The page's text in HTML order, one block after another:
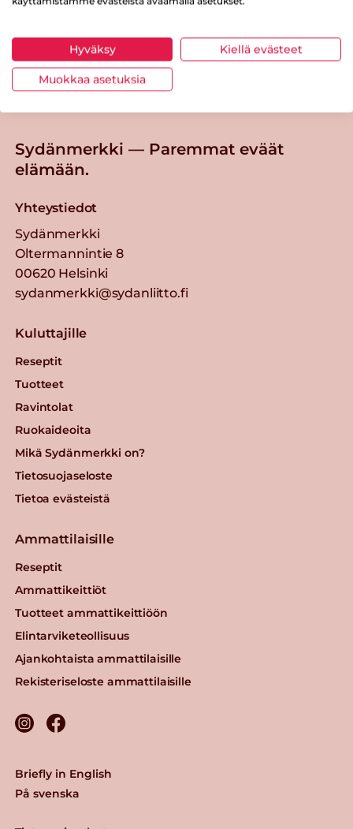
Tästä merkistä tunnistat
Sydänmerkki-tuotteen
Sydänmerkki — Paremmat eväät
elämään.
Yhteystiedot
Sydänmerkki
Oltermannintie 8
00620 Helsinki
sydanmerkki@sydanliitto.fi
Kuluttajille
Reseptit
Tuotteet
Ravintolat
Ruokaideoita
Mikä Sydänmerkki on?
Tietosuojaseloste
Tietoa evästeistä
Ammattilaisille
Reseptit
Ammattikeittiöt
Tuotteet ammattikeittiöön
Elintarviketeollisuus
Ajankohtaista ammattilaisille
Rekisteriseloste ammattilaisille
Briefly in English
På svenska
Hyväksy Kiellä evästeet
Muokkaa asetuksia